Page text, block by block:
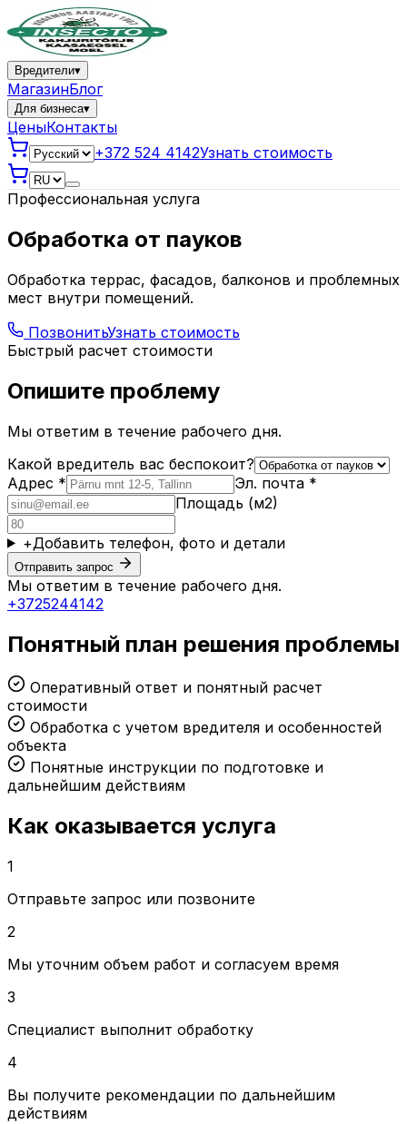
Вредители▾
МагазинБлог
Для бизнеса▾
ЦеныКонтакты
+372 524 4142Узнать стоимость
Профессиональная услуга
Обработка от пауков
Обработка террас, фасадов, балконов и проблемных
мест внутри помещений.
ПозвонитьУзнать стоимость
Быстрый расчет стоимости
Опишите проблему
Мы ответим в течение рабочего дня.
Какой вредитель вас беспокоит?
Адрес *
Эл. почта *
Площадь (м2)
+Добавить телефон, фото и детали
Отправить запрос
Мы ответим в течение рабочего дня.
+3725244142
Понятный план решения проблемы
Оперативный ответ и понятный расчет
стоимости
Обработка с учетом вредителя и особенностей
объекта
Понятные инструкции по подготовке и
дальнейшим действиям
Как оказывается услуга
1
Отправьте запрос или позвоните
2
Мы уточним объем работ и согласуем время
3
Специалист выполнит обработку
4
Вы получите рекомендации по дальнейшим
действиям